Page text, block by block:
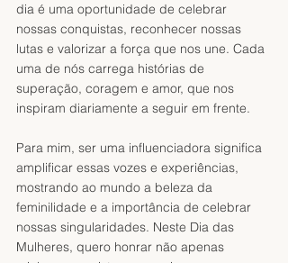
dia é uma oportunidade de celebrar
nossas conquistas, reconhecer nossas
lutas e valorizar a força que nos une. Cada
uma de nós carrega histórias de
superação, coragem e amor, que nos
inspiram diariamente a seguir em frente.
Para mim, ser uma influenciadora significa
amplificar essas vozes e experiências,
mostrando ao mundo a beleza da
feminilidade e a importância de celebrar
nossas singularidades. Neste Dia das
Mulheres, quero honrar não apenas